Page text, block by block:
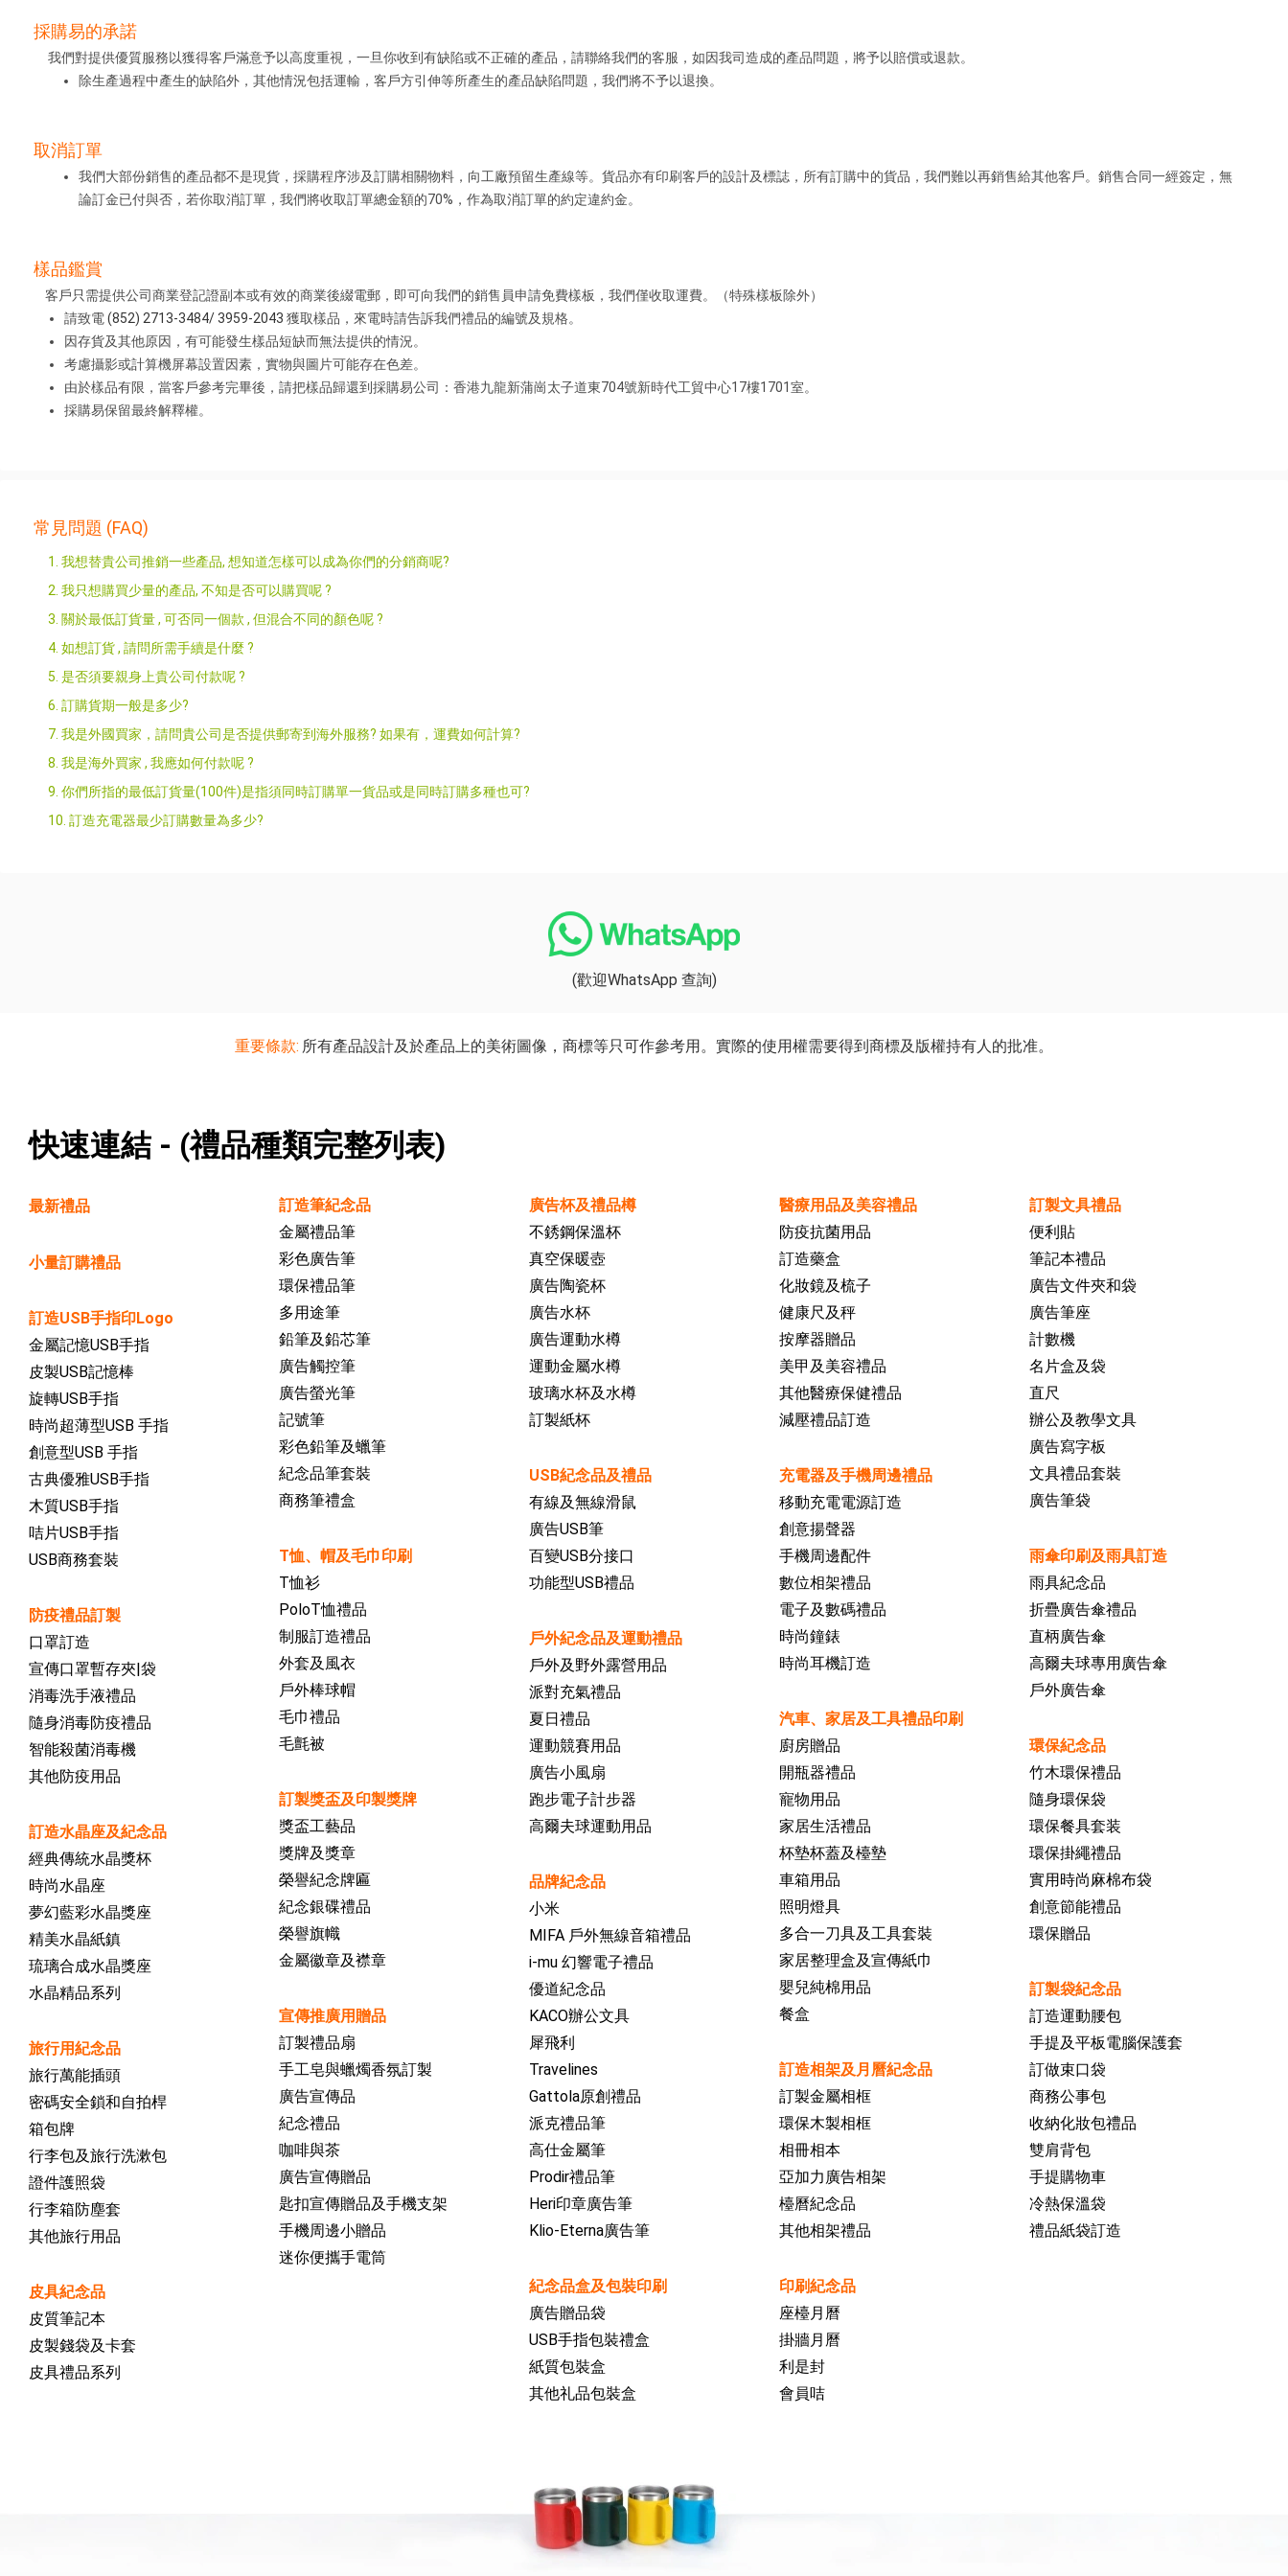
採購易的承諾
我們對提供優質服務以獲得客戶滿意予以高度重視，一旦你收到有缺陷或不正確的產品，請聯絡我們的客服，如因我司造成的產品問題，將予以賠償或退款。
除生產過程中產生的缺陷外，其他情況包括運輸，客戶方引伸等所產生的產品缺陷問題，我們將不予以退換。
取消訂單
我們大部份銷售的產品都不是現貨，採購程序涉及訂購相關物料，向工廠預留生產線等。貨品亦有印刷客戶的設計及標誌，所有訂購中的貨品，我們難以再銷售給其他客戶。銷售合同一經簽定，無
論訂金已付與否，若你取消訂單，我們將收取訂單總金額的70%，作為取消訂單的約定違約金。
樣品鑑賞
客戶只需提供公司商業登記證副本或有效的商業後綴電郵，即可向我們的銷售員申請免費樣板，我們僅收取運費。（特殊樣板除外）
請致電(852) 2713-3484/ 3959-2043 獲取樣品，來電時請告訴我們禮品的編號及規格。
因存貨及其他原因，有可能發生樣品短缺而無法提供的情況。
考慮攝影或計算機屏幕設置因素，實物與圖片可能存在色差。
由於樣品有限，當客戶參考完畢後，請把樣品歸還到採購易公司：香港九龍新蒲崗太子道東704號新時代工貿中心17樓1701室。
採購易保留最終解釋權。
常見問題 (FAQ)
1. 我想替貴公司推銷一些產品, 想知道怎樣可以成為你們的分銷商呢?
2. 我只想購買少量的產品, 不知是否可以購買呢 ?
3. 關於最低訂貨量 , 可否同一個款 , 但混合不同的顏色呢 ?
4. 如想訂貨 , 請問所需手續是什麼 ?
5. 是否須要親身上貴公司付款呢 ?
6. 訂購貨期一般是多少?
7. 我是外國買家，請問貴公司是否提供郵寄到海外服務? 如果有，運費如何計算?
8. 我是海外買家 , 我應如何付款呢 ?
9. 你們所指的最低訂貨量(100件)是指須同時訂購單一貨品或是同時訂購多種也可?
10. 訂造充電器最少訂購數量為多少?
(歡迎WhatsApp 查詢)
重要條款: 所有產品設計及於產品上的美術圖像，商標等只可作參考用。實際的使用權需要得到商標及版權持有人的批准。
快速連結 - (禮品種類完整列表)
最新禮品
小量訂購禮品
訂造USB手指印Logo
金屬記憶USB手指
皮製USB記憶棒
旋轉USB手指
時尚超薄型USB 手指
創意型USB 手指
古典優雅USB手指
木質USB手指
咭片USB手指
USB商務套裝
防疫禮品訂製
口罩訂造
宣傳口罩暫存夾|袋
消毒洗手液禮品
隨身消毒防疫禮品
智能殺菌消毒機
其他防疫用品
訂造水晶座及紀念品
經典傳統水晶獎杯
時尚水晶座
夢幻藍彩水晶獎座
精美水晶紙鎮
琉璃合成水晶獎座
水晶精品系列
旅行用紀念品
旅行萬能插頭
密碼安全鎖和自拍桿
箱包牌
行李包及旅行洗漱包
證件護照袋
行李箱防塵套
其他旅行用品
皮具紀念品
皮質筆記本
皮製錢袋及卡套
皮具禮品系列
訂造筆紀念品
金屬禮品筆
彩色廣告筆
環保禮品筆
多用途筆
鉛筆及鉛芯筆
廣告觸控筆
廣告螢光筆
記號筆
彩色鉛筆及蠟筆
紀念品筆套裝
商務筆禮盒
T恤、帽及毛巾印刷
T恤衫
PoloT恤禮品
制服訂造禮品
外套及風衣
戶外棒球帽
毛巾禮品
毛氈被
訂製獎盃及印製獎牌
獎盃工藝品
獎牌及獎章
榮譽紀念牌匾
紀念銀碟禮品
榮譽旗幟
金屬徽章及襟章
宣傳推廣用贈品
訂製禮品扇
手工皂與蠟燭香氛訂製
廣告宣傳品
紀念禮品
咖啡與茶
廣告宣傳贈品
匙扣宣傳贈品及手機支架
手機周邊小贈品
迷你便攜手電筒
廣告杯及禮品樽
不銹鋼保溫杯
真空保暖壺
廣告陶瓷杯
廣告水杯
廣告運動水樽
運動金屬水樽
玻璃水杯及水樽
訂製紙杯
USB紀念品及禮品
有線及無線滑鼠
廣告USB筆
百變USB分接口
功能型USB禮品
戶外紀念品及運動禮品
戶外及野外露營用品
派對充氣禮品
夏日禮品
運動競賽用品
廣告小風扇
跑步電子計步器
高爾夫球運動用品
品牌紀念品
小米
MIFA 戶外無線音箱禮品
i-mu 幻響電子禮品
優道紀念品
KACO辦公文具
犀飛利
Travelines
Gattola原創禮品
派克禮品筆
高仕金屬筆
Prodir禮品筆
Heri印章廣告筆
Klio-Eterna廣告筆
紀念品盒及包裝印刷
廣告贈品袋
USB手指包裝禮盒
紙質包裝盒
其他礼品包裝盒
醫療用品及美容禮品
防疫抗菌用品
訂造藥盒
化妝鏡及梳子
健康尺及秤
按摩器贈品
美甲及美容禮品
其他醫療保健禮品
減壓禮品訂造
充電器及手機周邊禮品
移動充電電源訂造
創意揚聲器
手機周邊配件
數位相架禮品
電子及數碼禮品
時尚鐘錶
時尚耳機訂造
汽車、家居及工具禮品印刷
廚房贈品
開瓶器禮品
寵物用品
家居生活禮品
杯墊杯蓋及檯墊
車箱用品
照明燈具
多合一刀具及工具套裝
家居整理盒及宣傳紙巾
嬰兒純棉用品
餐盒
訂造相架及月曆紀念品
訂製金屬相框
環保木製相框
相冊相本
亞加力廣告相架
檯曆紀念品
其他相架禮品
印刷紀念品
座檯月曆
掛牆月曆
利是封
會員咭
訂製文具禮品
便利貼
筆記本禮品
廣告文件夾和袋
廣告筆座
計數機
名片盒及袋
直尺
辦公及教學文具
廣告寫字板
文具禮品套裝
廣告筆袋
雨傘印刷及雨具訂造
雨具紀念品
折疊廣告傘禮品
直柄廣告傘
高爾夫球專用廣告傘
戶外廣告傘
環保紀念品
竹木環保禮品
隨身環保袋
環保餐具套装
環保掛繩禮品
實用時尚麻棉布袋
創意節能禮品
環保贈品
訂製袋紀念品
訂造運動腰包
手提及平板電腦保護套
訂做束口袋
商務公事包
收納化妝包禮品
雙肩背包
手提購物車
冷熱保溫袋
禮品紙袋訂造